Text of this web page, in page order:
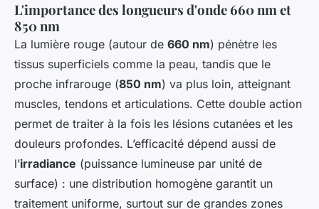
L'importance des longueurs d'onde 660 nm et
850 nm
La lumière rouge (autour de 660 nm) pénètre les
tissus superficiels comme la peau, tandis que le
proche infrarouge (850 nm) va plus loin, atteignant
muscles, tendons et articulations. Cette double action
permet de traiter à la fois les lésions cutanées et les
douleurs profondes. L’efficacité dépend aussi de
l’irradiance (puissance lumineuse par unité de
surface) : une distribution homogène garantit un
traitement uniforme, surtout sur de grandes zones